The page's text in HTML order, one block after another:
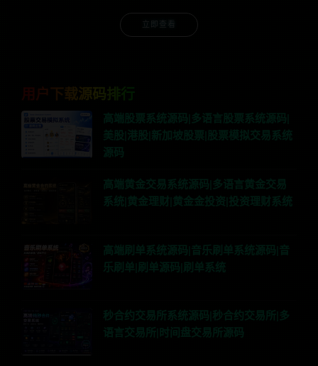
用户下载源码排行
高端股票系统源码|多语言股票系统源码|
美股|港股|新加坡股票|股票模拟交易系统
源码
高端黄金交易系统源码|多语言黄金交易
系统|黄金理财|黄金金投资|投资理财系统
高端刷单系统源码|音乐刷单系统源码|音
乐刷单|刷单源码|刷单系统
秒合约交易所系统源码|秒合约交易所|多
语言交易所|时间盘交易所源码